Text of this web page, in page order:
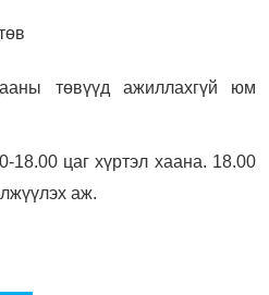
төвүүд ажиллахгүй юм
18.00 цаг хүртэл хаана. 18.00
аж.